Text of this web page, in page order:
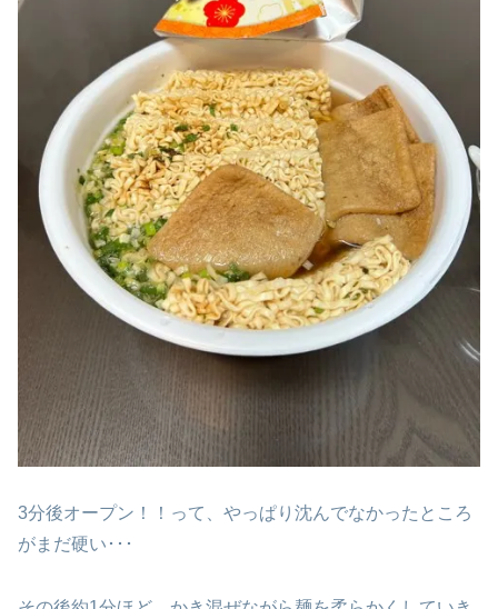
3分後オープン！！って、やっぱり沈んでなかったところ
がまだ硬い･･･